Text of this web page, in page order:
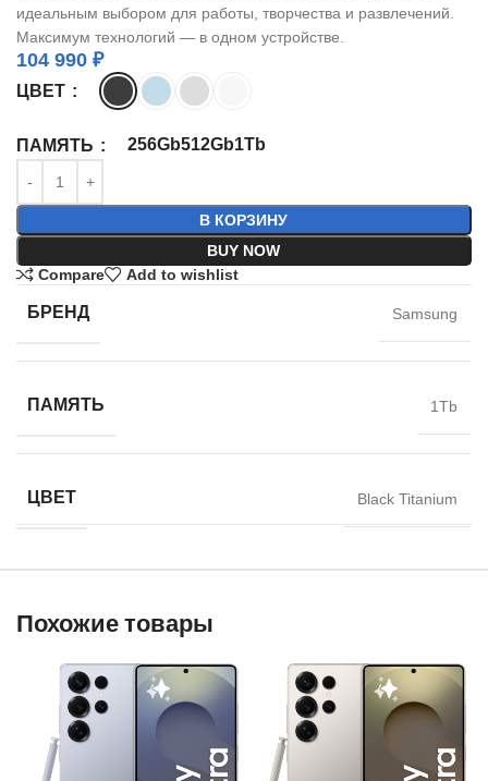
идеальным выбором для работы, творчества и развлечений.
Максимум технологий — в одном устройстве.
104 990 ₽
ЦВЕТ
ПАМЯТЬ 256Gb512Gb1Tb
В КОРЗИНУ
BUY NOW
Compare
Add to wishlist
БРЕНД Samsung
ПАМЯТЬ 1Tb
ЦВЕТ Black Titanium
Похожие товары